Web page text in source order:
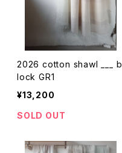
2026 cotton shawl ___ b
lock GR1
¥13,200
SOLD OUT